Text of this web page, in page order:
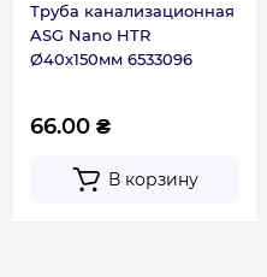
Труба канализационная
ASG Nano HTR
Ø40х150мм 6533096
66.00 ₴
В корзину